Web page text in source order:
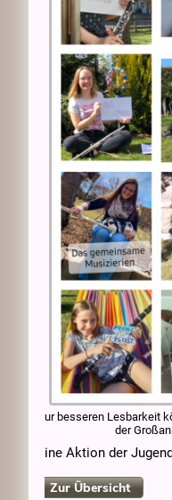
Zur besseren Lesbarkeit
der
Eine Aktion der
Zur Übersicht